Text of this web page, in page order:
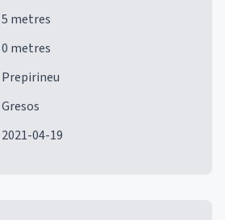
5 metres
0 metres
Prepirineu
Gresos
2021-04-19